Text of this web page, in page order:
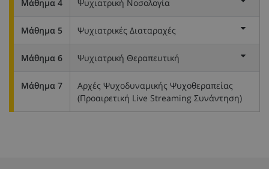
Μάθημα 4 Ψυχιατρική Νοσολογία
Μάθημα 5 Ψυχιατρικές Διαταραχές
Μάθημα 6 Ψυχιατρική Θεραπευτική
Μάθημα 7
Αρχές Ψυχοδυναμικής Ψυχοθεραπείας
(Προαιρετική Live Streaming Συνάντηση)